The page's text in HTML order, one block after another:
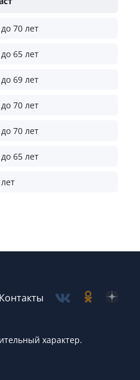
70 лет
65 лет
69 лет
70 лет
70 лет
65 лет
Контакты
характер.